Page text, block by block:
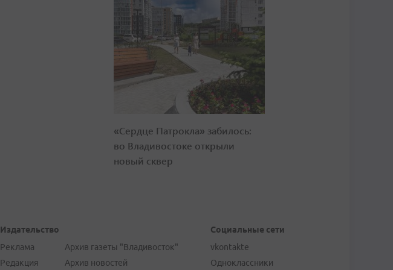
«Сердце Патрокла» забилось:
во Владивостоке открыли
новый сквер
Издательство
Реклама
Редакция
Архив газеты "Владивосток"
Архив новостей
Социальные сети
vkontakte
Одноклассники